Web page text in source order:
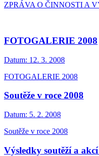
ZPRÁVA O ČINNOSTI A
FOTOGALERIE 2008
Datum: 12. 3. 2008
FOTOGALERIE 2008
Soutěže v roce 2008
Datum: 5. 2. 2008
Soutěže v roce 2008
Výsledky soutěží a